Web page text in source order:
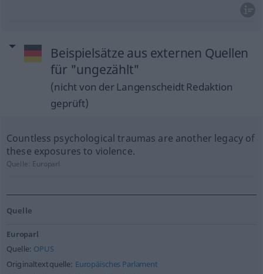
Beispielsätze aus externen Quellen
für "ungezählt"
(nicht von der Langenscheidt Redaktion
geprüft)
Countless psychological traumas are another legacy of
these exposures to violence.
Quelle: Europarl
Quelle
Europarl
Quelle: OPUS
Originaltextquelle: Europäisches Parlament